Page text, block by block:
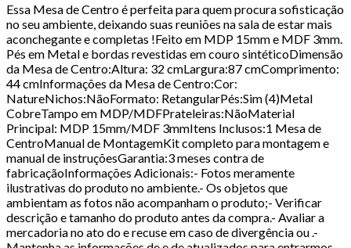
Essa Mesa de Centro é perfeita para quem procura sofisticação
no seu ambiente, deixando suas reuniões na sala de estar mais
aconchegante e completas !Feito em MDP 15mm e MDF 3mm.
Pés em Metal e bordas revestidas em couro sintéticoDimensão
da Mesa de Centro:Altura: 32 cmLargura:87 cmComprimento:
44 cmInformações da Mesa de Centro:Cor:
NatureNichos:NãoFormato: RetangularPés:Sim (4)Metal
CobreTampo em MDP/MDFPrateleiras:NãoMaterial
Principal: MDP 15mm/MDF 3mmItens Inclusos:1 Mesa de
CentroManual de MontagemKit completo para montagem e
manual de instruçõesGarantia:3 meses contra de
fabricaçãoInformações Adicionais:- Fotos meramente
ilustrativas do produto no ambiente.- Os objetos que
ambientam as fotos não acompanham o produto;- Verificar
descrição e tamanho do produto antes da compra.- Avaliar a
mercadoria no ato do e recuse em caso de divergência ou .-